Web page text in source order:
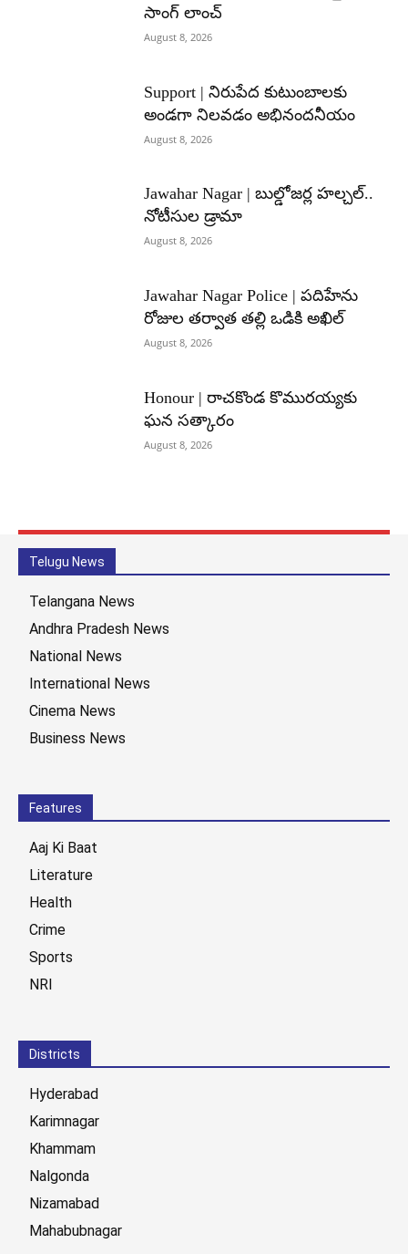
సాంగ్ లాంచ్
August 8, 2026
Support | నిరుపేద కుటుంబాలకు
అండగా నిలవడం అభినందనీయం
August 8, 2026
Jawahar Nagar | బుల్డోజర్ల హల్చల్..
నోటీసుల డ్రామా
August 8, 2026
Jawahar Nagar Police | పదిహేను
రోజుల తర్వాత తల్లి ఒడికి అఖిల్
August 8, 2026
Honour | రాచకొండ కొమురయ్యకు
ఘన సత్కారం
August 8, 2026
Telugu News
Telangana News
Andhra Pradesh News
National News
International News
Cinema News
Business News
Features
Aaj Ki Baat
Literature
Health
Crime
Sports
NRI
Districts
Hyderabad
Karimnagar
Khammam
Nalgonda
Nizamabad
Mahabubnagar